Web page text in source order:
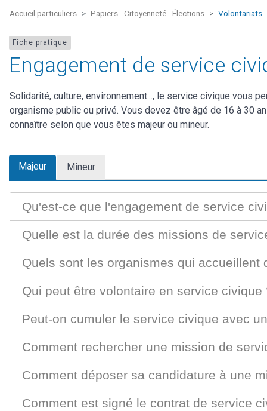
Accueil particuliers Papiers - Citoyenneté - Élections Volontariats
Fiche pratique
Engagement de service
Solidarité, culture, environnement..., le service civique vous
organisme public ou privé. Vous devez être âgé de 16 à 30
connaître selon que vous êtes majeur ou mineur.
Majeur Mineur
Qu'est-ce que l'engagement de service
Quelle est la durée des missions de
Quels sont les organismes qui
Qui peut être volontaire en service civique
Peut-on cumuler le service civique avec
Comment rechercher une mission de
Comment déposer sa candidature à une
Comment est signé le contrat de service